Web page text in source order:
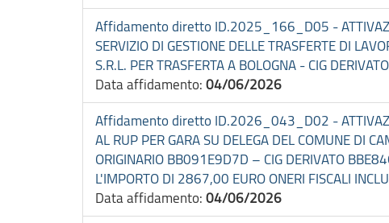
Affidamento diretto ID.2025_166_D05 -
SERVIZIO DI GESTIONE DELLE TRASFERTE DI
S.R.L. PER TRASFERTA A BOLOGNA - CIG
Data affidamento: 04/06/2026
Affidamento diretto ID.2026_043_D02 -
AL RUP PER GARA SU DELEGA DEL COMUNE DI
ORIGINARIO BB091E9D7D – CIG DERIVATO
L'IMPORTO DI 2867,00 EURO ONERI FISCALI
Data affidamento: 04/06/2026